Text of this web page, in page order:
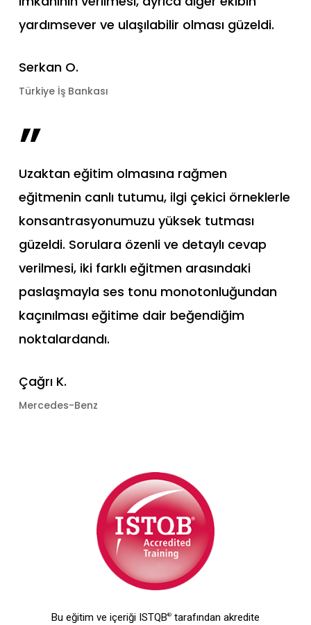
yardımsever ve ulaşılabilir olması güzeldi.
Serkan O.
Türkiye İş Bankası
”
Uzaktan eğitim olmasına rağmen
eğitmenin canlı tutumu, ilgi çekici örneklerle
konsantrasyonumuzu yüksek tutması
güzeldi. Sorulara özenli ve detaylı cevap
verilmesi, iki farklı eğitmen arasındaki
paslaşmayla ses tonu monotonluğundan
kaçınılması eğitime dair beğendiğim
noktalardandı.
Çağrı K.
Mercedes-Benz
Bu eğitim ve içeriği ISTQB®tarafından akredite